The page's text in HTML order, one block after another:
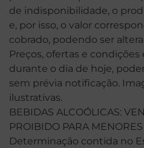
de indisponibilidade, o
e, por isso, o valor
cobrado, podendo ser
Preços, ofertas e condições
durante o dia de hoje,
sem prévia notificação.
ilustrativas.
BEBIDAS ALCOÓLICAS:
PROIBIDO PARA MENORES
Determinação contida no